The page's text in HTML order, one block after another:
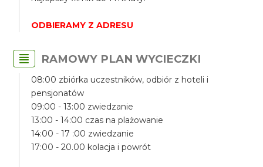
ODBIERAMY Z ADRESU
RAMOWY PLAN WYCIECZKI
08:00 zbiórka uczestników, odbiór z hoteli i
pensjonatów
09:00 - 13:00 zwiedzanie
13:00 - 14:00 czas na plażowanie
14:00 - 17 :00 zwiedzanie
17:00 - 20.00 kolacja i powrót